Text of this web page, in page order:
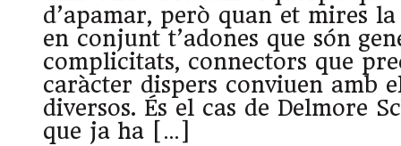
d’apamar, però quan et mires
en conjunt t’adones que són
complicitats, connectors que
caràcter dispers conviuen amb
diversos. És el cas de Delmore
que ja ha […]